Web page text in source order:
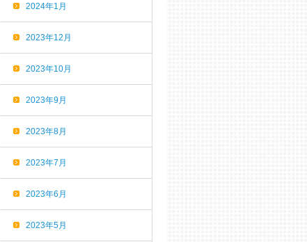
2024年1月
2023年12月
2023年10月
2023年9月
2023年8月
2023年7月
2023年6月
2023年5月